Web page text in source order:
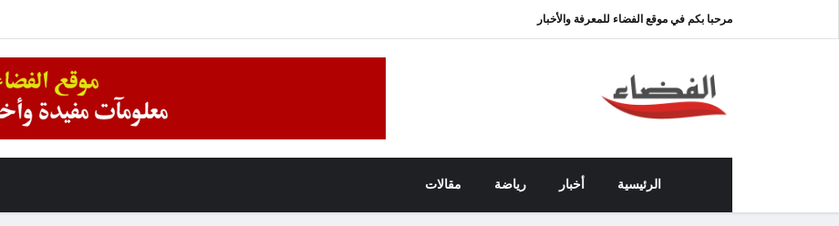
مرحبا بكم في موقع الفضاء للمعرفة والأخبار
الرئيسية أخبار رياضة مقالات